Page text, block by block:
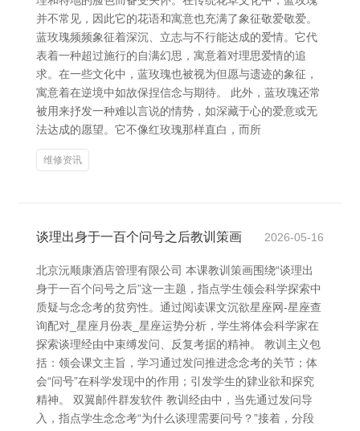
并不常见，因此它的花语和寓意也充满了象征敬爱敬爱。
蓝玫瑰频频象征着深沉、立志与不行能达成的爱情。它代
表着一种超过施行的自满幻思，寓意着对理思爱情的追
求。在一些文化中，蓝玫瑰也被视为但愿与遗迹的象征，
寓意着在逆境中如故保捏信念与期待。 此外，蓝玫瑰还常
被用来抒发一种难以言说的情势，如深藏于心的爱意或无
法达成的愿望。它不像红玫瑰那样直白，而所
维修资讯
谈理出身于一百个问号之后教训策画 2026-05-16
北京沅顺康酒店管理有限公司 本课教训策画围绕“谈理出
身于一百个问号之后”这一主题，指点学生领会科学探索中
质疑与念念考的贫穷性。通过阅读课文沉欲星座网-星座查
询配对_星座月份表_星座运势分析，学生将体会科学家在
探索谈理经由中束缚发问、反复考据的精神。 教训主义包
括：领会课文主旨，学习通过发问推进念念考的关节；体
会“问号”在科学发现中的作用；引发学生的肄业欲和探究
精神。 双翼邮件群发软件 教训经由中，当先通过发问导
入，指点学生念念考“为什么谈理需要问号？”接着，分段